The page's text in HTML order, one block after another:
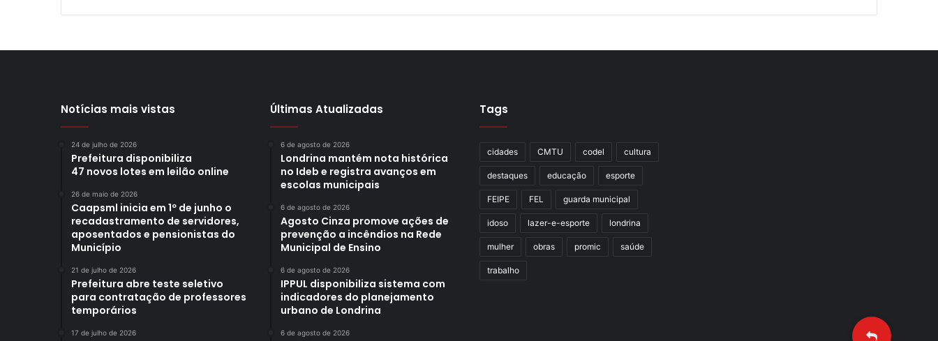
Notícias mais vistas
24 de julho de 2026
Prefeitura disponibiliza
47 novos lotes em leilão online
26 de maio de 2026
Caapsml inicia em 1º de junho o
recadastramento de servidores,
aposentados e pensionistas do
Município
21 de julho de 2026
Prefeitura abre teste seletivo
para contratação de professores
temporários
17 de julho de 2026
Últimas Atualizadas
6 de agosto de 2026
Londrina mantém nota histórica
no Ideb e registra avanços em
escolas municipais
6 de agosto de 2026
Agosto Cinza promove ações de
prevenção a incêndios na Rede
Municipal de Ensino
6 de agosto de 2026
IPPUL disponibiliza sistema com
indicadores do planejamento
urbano de Londrina
6 de agosto de 2026
Tags
cidades CMTU codel cultura
destaques educação esporte
FEIPE FEL guarda municipal
idoso lazer-e-esporte londrina
mulher obras promic saúde
trabalho